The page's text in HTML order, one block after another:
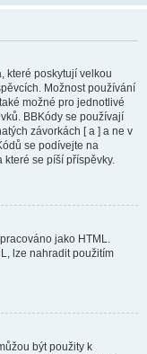
které poskytují velkou
Možnost používání
možné pro jednotlivé
BBKódy se používají
závorkách [ a ] a ne v
se podívejte na
které se píší příspěvky.
jako HTML.
lze nahradit použitím
být použity k